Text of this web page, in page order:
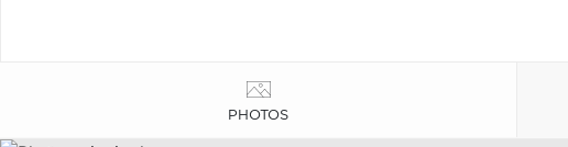
PHOTOS